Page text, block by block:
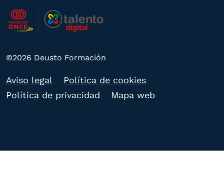
©2026 Deusto Formación
Aviso legal
Política de cookies
Política de privacidad
Mapa web